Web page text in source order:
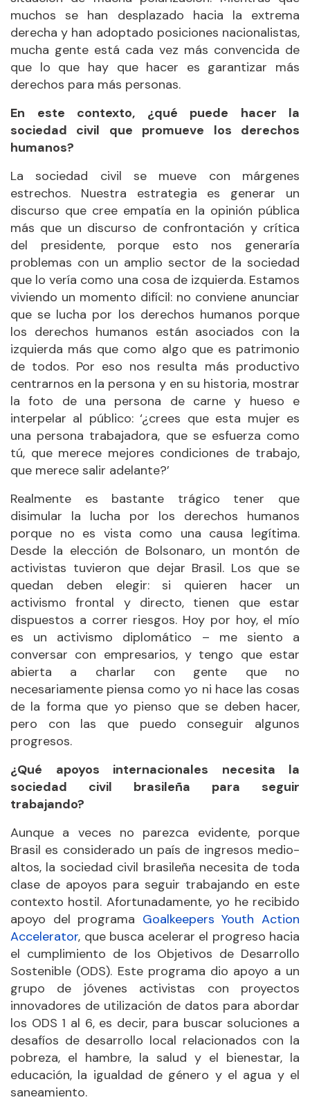
muchos se han desplazado hacia la extrema
derecha y han adoptado posiciones nacionalistas,
mucha gente está cada vez más convencida de
que lo que hay que hacer es garantizar más
derechos para más personas.
En este contexto, ¿qué puede hacer la
sociedad civil que promueve los derechos
humanos?
La sociedad civil se mueve con márgenes
estrechos. Nuestra estrategia es generar un
discurso que cree empatía en la opinión pública
más que un discurso de confrontación y crítica
del presidente, porque esto nos generaría
problemas con un amplio sector de la sociedad
que lo vería como una cosa de izquierda. Estamos
viviendo un momento difícil: no conviene anunciar
que se lucha por los derechos humanos porque
los derechos humanos están asociados con la
izquierda más que como algo que es patrimonio
de todos. Por eso nos resulta más productivo
centrarnos en la persona y en su historia, mostrar
la foto de una persona de carne y hueso e
interpelar al público: ‘¿crees que esta mujer es
una persona trabajadora, que se esfuerza como
tú, que merece mejores condiciones de trabajo,
que merece salir adelante?’
Realmente es bastante trágico tener que
disimular la lucha por los derechos humanos
porque no es vista como una causa legítima.
Desde la elección de Bolsonaro, un montón de
activistas tuvieron que dejar Brasil. Los que se
quedan deben elegir: si quieren hacer un
activismo frontal y directo, tienen que estar
dispuestos a correr riesgos. Hoy por hoy, el mío
es un activismo diplomático – me siento a
conversar con empresarios, y tengo que estar
abierta a charlar con gente que no
necesariamente piensa como yo ni hace las cosas
de la forma que yo pienso que se deben hacer,
pero con las que puedo conseguir algunos
progresos.
¿Qué apoyos internacionales necesita la
sociedad civil brasileña para seguir
trabajando?
Aunque a veces no parezca evidente, porque
Brasil es considerado un país de ingresos medio-
altos, la sociedad civil brasileña necesita de toda
clase de apoyos para seguir trabajando en este
contexto hostil. Afortunadamente, yo he recibido
apoyo del programa Goalkeepers Youth Action
Accelerator, que busca acelerar el progreso hacia
el cumplimiento de los Objetivos de Desarrollo
Sostenible (ODS). Este programa dio apoyo a un
grupo de jóvenes activistas con proyectos
innovadores de utilización de datos para abordar
los ODS 1 al 6, es decir, para buscar soluciones a
desafíos de desarrollo local relacionados con la
pobreza, el hambre, la salud y el bienestar, la
educación, la igualdad de género y el agua y el
saneamiento.